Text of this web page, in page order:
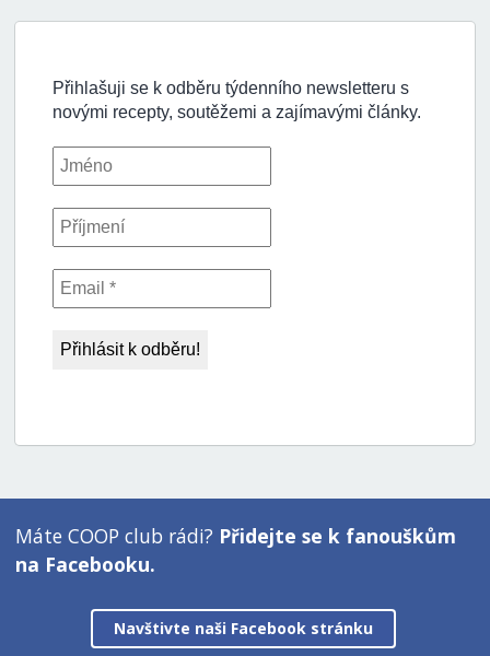
Máte COOP club rádi? Přidejte se k fanouškům
na Facebooku.
Navštivte naši Facebook stránku